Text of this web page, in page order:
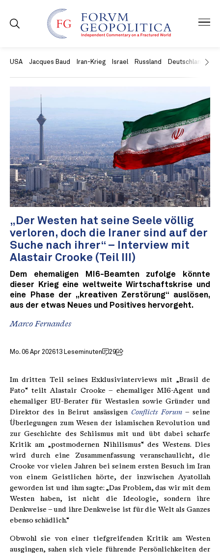
USA Jacques Baud Iran-Krieg Israel Russland Deutschland
„Der Westen hat seine Seele völlig
verloren, doch die Iraner sind auf der
Suche nach ihrer“ – Interview mit
Alastair Crooke (Teil III)
Dem ehemaligen MI6-Beamten zufolge könnte
dieser Krieg eine weltweite Wirtschaftskrise und
eine Phase der „kreativen Zerstörung“ auslösen,
aus der etwas Neues und Positives hervorgeht.
Marco Fernandes
Mo. 06 Apr 202613 Leseminuten 29
Im dritten Teil seines Exklusivinterviews mit „Brasil de
Fato“ teilt Alastair Crooke – ehemaliger MI6-Agent und
ehemaliger EU-Berater für Westasien sowie Gründer und
Direktor des in Beirut ansässigen Conflicts Forum– seine
Überlegungen zum Wesen der islamischen Revolution und
zur Geschichte des Schiismus mit und übt dabei scharfe
Kritik am „postmodernen Nihilismus“ des Westens. Dies
wird durch eine Zusammenfassung veranschaulicht, die
Crooke vor vielen Jahren bei seinem ersten Besuch im Iran
von einem Geistlichen hörte, der inzwischen Ayatollah
geworden ist und ihm sagte: „Das Problem, das wir mit dem
Westen haben, ist nicht die Ideologie, sondern ihre
Denkweise – und ihre Denkweise ist für die Welt als Ganzes
ebenso schädlich.“
Obwohl sie von einer tiefgreifenden Kritik am Westen
ausgingen, sahen sich viele führende Persönlichkeiten der